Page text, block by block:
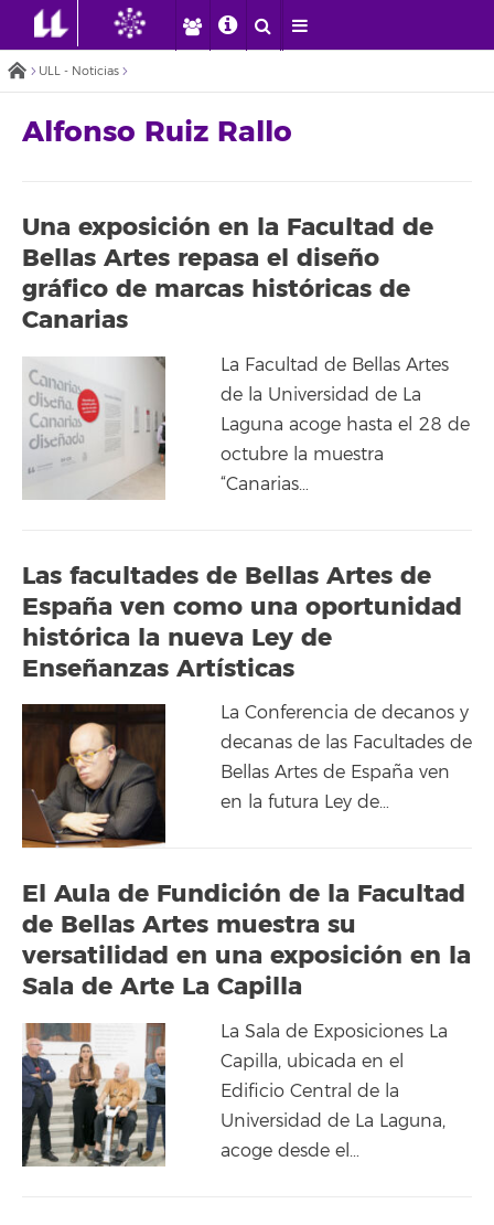
ULL - Noticias
Alfonso Ruiz Rallo
Una exposición en la Facultad de
Bellas Artes repasa el diseño
gráfico de marcas históricas de
Canarias
La Facultad de Bellas Artes
de la Universidad de La
Laguna acoge hasta el 28 de
octubre la muestra
“Canarias…
Las facultades de Bellas Artes de
España ven como una oportunidad
histórica la nueva Ley de
Enseñanzas Artísticas
La Conferencia de decanos y
decanas de las Facultades de
Bellas Artes de España ven
en la futura Ley de…
El Aula de Fundición de la Facultad
de Bellas Artes muestra su
versatilidad en una exposición en la
Sala de Arte La Capilla
La Sala de Exposiciones La
Capilla, ubicada en el
Edificio Central de la
Universidad de La Laguna,
acoge desde el…